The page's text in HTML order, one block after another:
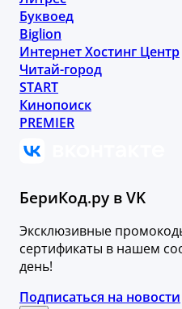
Буквоед
Biglion
Интернет Хостинг Центр
Читай-город
START
Кинопоиск
PREMIER
БериКод.ру в VK
Эксклюзивные
сертификаты в нашем
день!
Подписаться на новости